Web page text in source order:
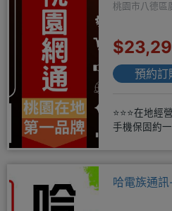
桃園市八德區
預約訂
⭐⭐⭐在地
手機保固約
哈電族通